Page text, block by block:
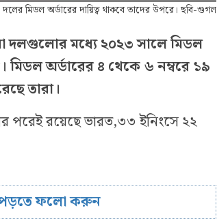
মিডল অর্ডারের দায়িত্ব থাকবে তাদের উপরে। ছবি-গুগল
দলগুলোর মধ্যে ২০২৩ সালে মিডল
মিডল অর্ডারের ৪ থেকে ৬ নম্বরে ১৯
তারা।
পরেই রয়েছে ভারত,৩৩ ইনিংসে ২২
পড়তে ফলো করুন